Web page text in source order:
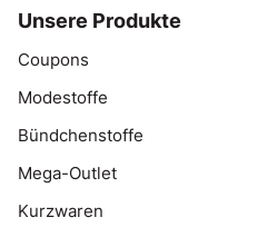
Unsere Produkte
Coupons
Modestoffe
Bündchenstoffe
Mega-Outlet
Kurzwaren